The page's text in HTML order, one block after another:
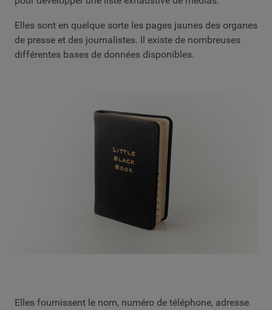
Elles sont en quelque sorte les pages jaunes des organes
de presse et des journalistes. Il existe de nombreuses
différentes bases de données disponibles.
Elles fournissent le nom, numéro de téléphone, adresse